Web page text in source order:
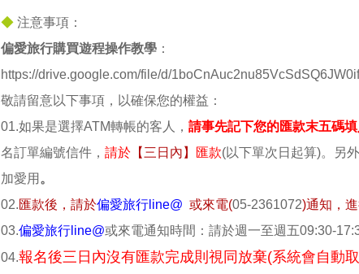
◆ 注意事項：
偏愛旅行購買遊程操作教學 ：
https://drive.google.com/file/d/
敬請留意以下事項，以確保您的權益：
01.如果是選擇ATM轉帳的客人， 請事先記下您的匯款末五碼
名訂單編號信件， 請於 【三日內】 匯款(以下單次日起算)。另外
加愛用 。
02.匯款後，請於偏愛旅行line@ 或來電(05-2361072)通知，
03.偏愛旅行line@或來電通知時間：請於週一至週五09:30-
04.報名後三日內沒有匯款完成則視同放棄(系統會自動取